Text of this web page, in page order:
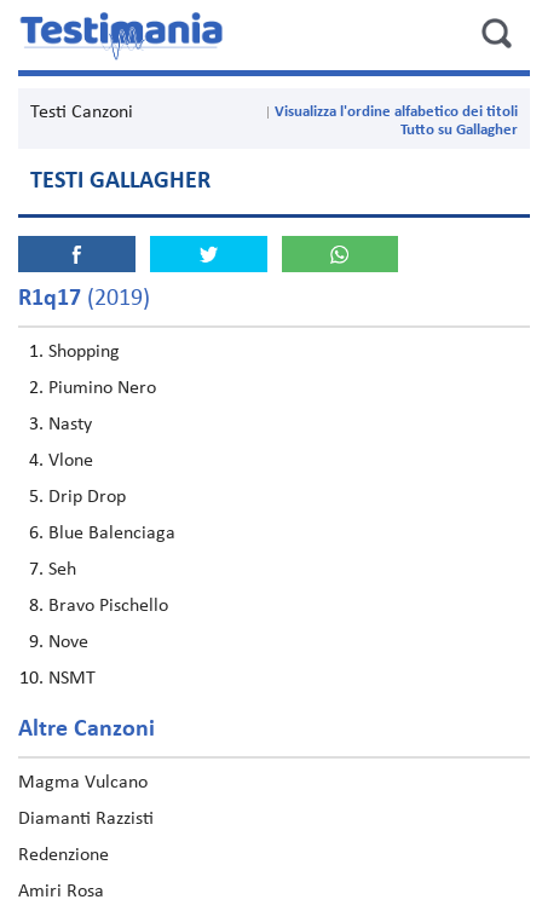
Testi Canzoni
Visualizza l'ordine alfabetico dei titoli
Tutto su Gallagher
TESTI GALLAGHER
R1q17 (2019)
Shopping
Piumino Nero
Nasty
Vlone
Drip Drop
Blue Balenciaga
Seh
Bravo Pischello
Nove
NSMT
Altre Canzoni
Magma Vulcano
Diamanti Razzisti
Redenzione
Amiri Rosa